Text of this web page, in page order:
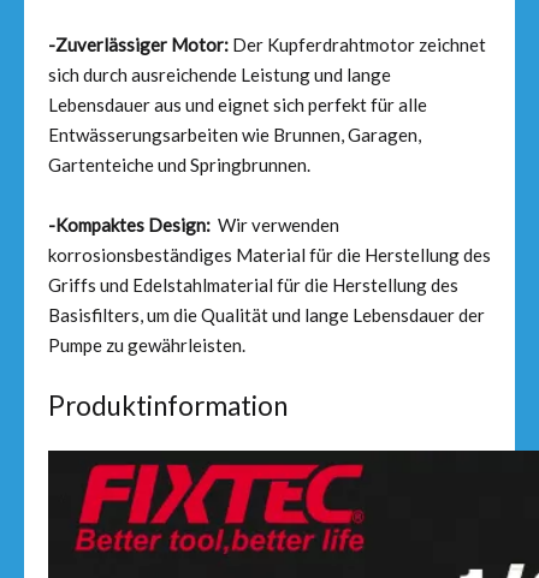
-Zuverlässiger Motor: Der Kupferdrahtmotor zeichnet
sich durch ausreichende Leistung und lange
Lebensdauer aus und eignet sich perfekt für alle
Entwässerungsarbeiten wie Brunnen, Garagen,
Gartenteiche und Springbrunnen.
-Kompaktes Design: Wir verwenden
korrosionsbeständiges Material für die Herstellung des
Griffs und Edelstahlmaterial für die Herstellung des
Basisfilters, um die Qualität und lange Lebensdauer der
Pumpe zu gewährleisten.
Produktinformation